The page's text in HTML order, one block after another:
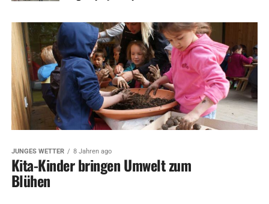
JUNGES WETTER 8 Jahren ago
Kita-Kinder bringen Umwelt zum
Blühen